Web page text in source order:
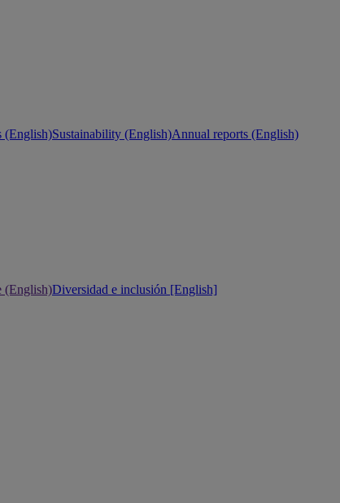
(English)Sustainability (English)Annual reports (English)
(English)Diversidad e inclusión [English]